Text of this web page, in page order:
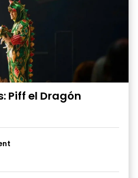
Piff el Dragón